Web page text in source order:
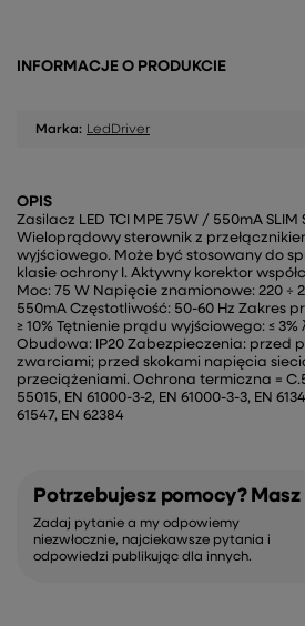
INFORMACJE O PRODUKCIE
Marka: LedDriver
OPIS
Zasilacz LED TCI MPE 75W / 550mA
Wieloprądowy sterownik z
wyjściowego. Może być stosowany do
klasie ochrony I. Aktywny korektor
Moc: 75 W Napięcie znamionowe: 220 ÷
550mA Częstotliwość: 50-60 Hz Zakres
≥ 10% Tętnienie prądu wyjściowego: ≤ 3%
Obudowa: IP20 Zabezpieczenia: przed
zwarciami; przed skokami napięcia
przeciążeniami. Ochrona termiczna =
55015, EN 61000-3-2, EN 61000-3-3, EN
61547, EN 62384
Potrzebujesz pomocy?
Zadaj pytanie a my odpowiemy
niezwłocznie, najciekawsze pytania i
odpowiedzi publikując dla innych.